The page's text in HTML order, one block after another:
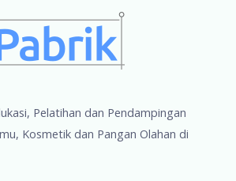
Pelatihan dan Pendampingan
Kosmetik dan Pangan Olahan di